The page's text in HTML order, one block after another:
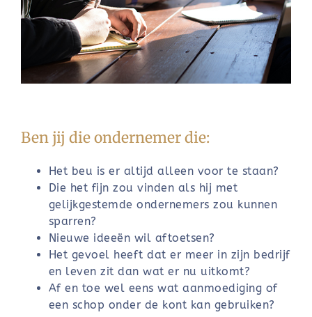
Ben jij die ondernemer die:
Het beu is er altijd alleen voor te staan?
Die het fijn zou vinden als hij met
gelijkgestemde ondernemers zou kunnen
sparren?
Nieuwe ideeën wil aftoetsen?
Het gevoel heeft dat er meer in zijn bedrijf
en leven zit dan wat er nu uitkomt?
Af en toe wel eens wat aanmoediging of
een schop onder de kont kan gebruiken?